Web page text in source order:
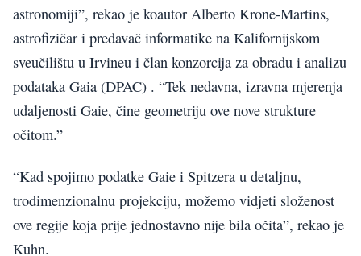
astronomiji”, rekao je koautor Alberto Krone-Martins,
astrofizičar i predavač informatike na Kalifornijskom
sveučilištu u Irvineu i član konzorcija za obradu i analizu
podataka Gaia (DPAC) . “Tek nedavna, izravna mjerenja
udaljenosti Gaie, čine geometriju ove nove strukture
očitom.”
“Kad spojimo podatke Gaie i Spitzera u detaljnu,
trodimenzionalnu projekciju, možemo vidjeti složenost
ove regije koja prije jednostavno nije bila očita”, rekao je
Kuhn.